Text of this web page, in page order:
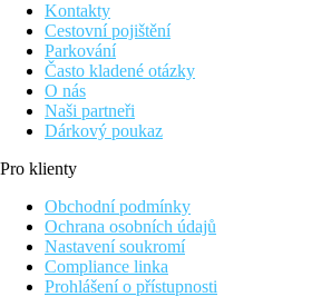
Kontakty
Cestovní pojištění
Parkování
Často kladené otázky
O nás
Naši partneři
Dárkový poukaz
Pro klienty
Obchodní podmínky
Ochrana osobních údajů
Nastavení soukromí
Compliance linka
Prohlášení o přístupnosti